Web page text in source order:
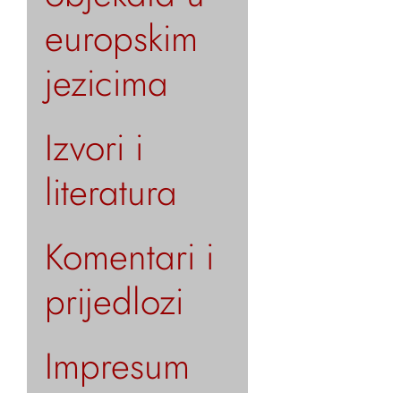
europskim
jezicima
Izvori i
literatura
Komentari i
prijedlozi
Impresum